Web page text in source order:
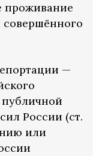
проживание
совершённого
—
публичной
России (ст.
или